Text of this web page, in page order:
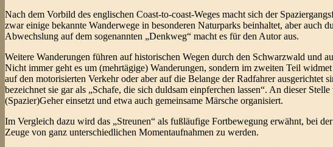
Nach dem Vorbild des englischen Coast-to-coast-Weges macht sich der
zwar einige bekannte Wanderwege in besonderen Naturparks beinhaltet, aber
Abwechslung auf dem sogenannten „Denkweg“ macht es für den Autor aus.
Weitere Wanderungen führen auf historischen Wegen durch den Schwarzwald und
Nicht immer geht es um (mehrtägige) Wanderungen, sondern im zweiten Teil
auf den motorisierten Verkehr oder aber auf die Belange der Radfahrer
bezeichnet sie gar als „Schafe, die sich duldsam einpferchen lassen“. An dieser
(Spazier)Geher einsetzt und etwa auch gemeinsame Märsche organisiert.
Im Vergleich dazu wird das „Streunen“ als fußläufige Fortbewegung erwähnt, bei
Zeuge von ganz unterschiedlichen Momentaufnahmen zu werden.